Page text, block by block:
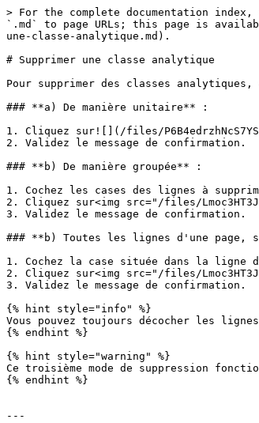
> For the complete documentation
`.md` to page URLs; this page is
une-classe-analytique.md).
# Supprimer une classe analytique
Pour supprimer des classes
### **a) De manière unitaire** :
1. Cliquez sur![](/files/
2. Validez le message de confirmation.
### **b) De manière groupée** :
1. Cochez les cases des lignes à
2. Cliquez sur<img src="/files/
3. Validez le message de confirmation.
### **b) Toutes les lignes d'une page,
1. Cochez la case située dans la ligne
2. Cliquez sur<img src="/files/
3. Validez le message de confirmation.
{% hint style="info" %}
Vous pouvez toujours décocher les
{% endhint %}
{% hint style="warning" %}
Ce troisième mode de suppression
{% endhint %}
---